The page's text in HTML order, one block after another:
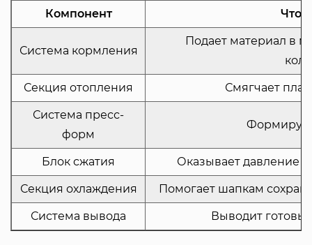
Компонент Что
Система кормления
Подает материал в
Секция отопления Смягчает
Система пресс-
форм
Блок сжатия Оказывает давление
Секция охлаждения Помогает шапкам
Система вывода Выводит